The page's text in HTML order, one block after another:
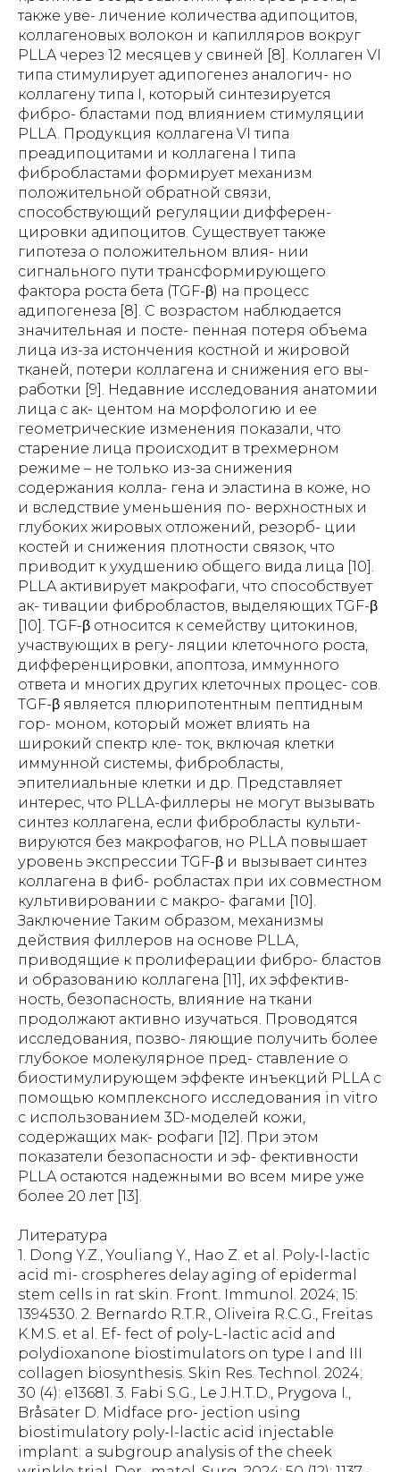
Литература
1. Dong Y.Z., Youliang Y., Hao Z. et al. Poly-l-lactic
acid mi- crospheres delay aging of epidermal
stem cells in rat skin. Front. Immunol. 2024; 15:
1394530. 2. Bernardo R.T.R., Oliveira R.C.G., Freitas
K.M.S. et al. Ef- fect of poly-L-lactic acid and
polydioxanone biostimulators on type I and III
collagen biosynthesis. Skin Res. Technol. 2024;
30 (4): e13681. 3. Fabi S.G., Le J.H.T.D., Prygova I.,
Bråsäter D. Midface pro- jection using
biostimulatory poly-l-lactic acid injectable
implant: a subgroup analysis of the cheek